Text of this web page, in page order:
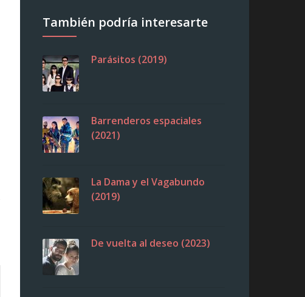
También podría interesarte
Parásitos (2019)
Barrenderos espaciales
(2021)
La Dama y el Vagabundo
(2019)
De vuelta al deseo (2023)